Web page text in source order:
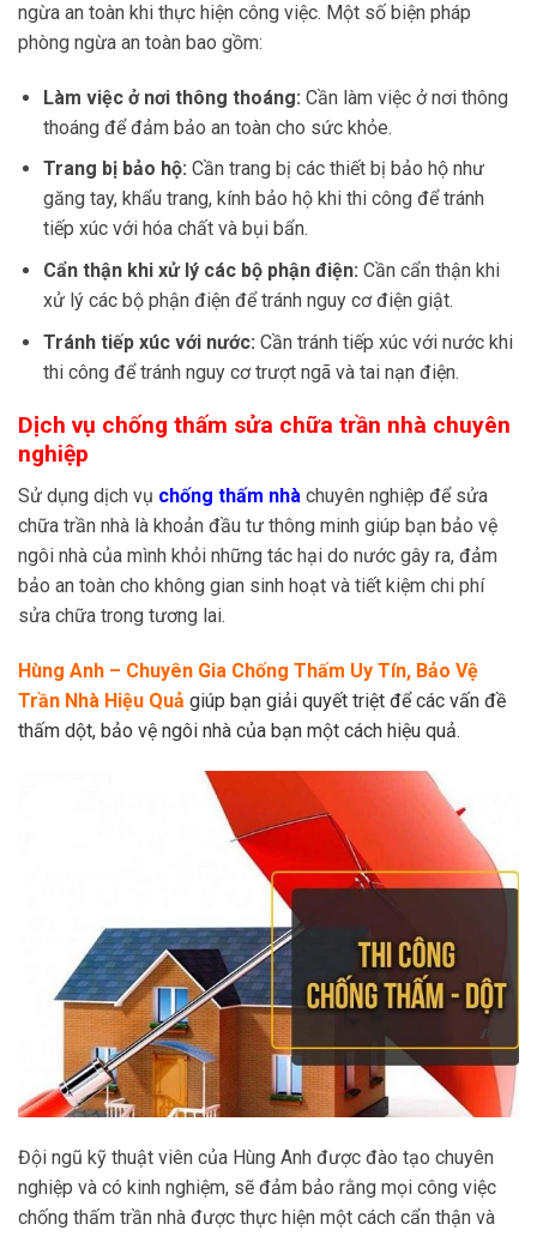
ngừa an toàn khi thực hiện công việc. Một số biện pháp
phòng ngừa an toàn bao gồm:
Làm việc ở nơi thông thoáng: Cần làm việc ở nơi thông
thoáng để đảm bảo an toàn cho sức khỏe.
Trang bị bảo hộ: Cần trang bị các thiết bị bảo hộ như
găng tay, khẩu trang, kính bảo hộ khi thi công để tránh
tiếp xúc với hóa chất và bụi bẩn.
Cẩn thận khi xử lý các bộ phận điện: Cần cẩn thận khi
xử lý các bộ phận điện để tránh nguy cơ điện giật.
Tránh tiếp xúc với nước: Cần tránh tiếp xúc với nước khi
thi công để tránh nguy cơ trượt ngã và tai nạn điện.
Dịch vụ chống thấm sửa chữa trần nhà chuyên
nghiệp
Sử dụng dịch vụ chống thấm nhà chuyên nghiệp để sửa
chữa trần nhà là khoản đầu tư thông minh giúp bạn bảo vệ
ngôi nhà của mình khỏi những tác hại do nước gây ra, đảm
bảo an toàn cho không gian sinh hoạt và tiết kiệm chi phí
sửa chữa trong tương lai.
Hùng Anh – Chuyên Gia Chống Thấm Uy Tín, Bảo Vệ
Trần Nhà Hiệu Quả giúp bạn giải quyết triệt để các vấn đề
thấm dột, bảo vệ ngôi nhà của bạn một cách hiệu quả.
Đội ngũ kỹ thuật viên của Hùng Anh được đào tạo chuyên
nghiệp và có kinh nghiệm, sẽ đảm bảo rằng mọi công việc
chống thấm trần nhà được thực hiện một cách cẩn thận và